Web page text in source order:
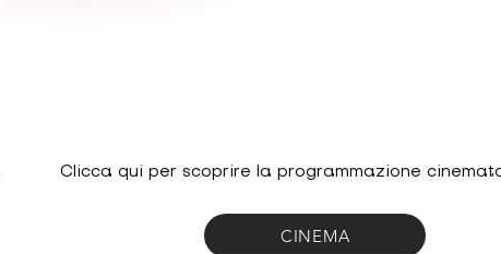
Clicca qui per scoprire la programmazione
CINEMA